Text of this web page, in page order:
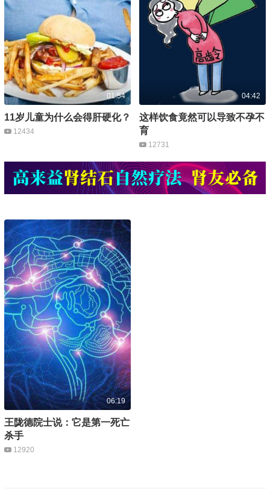
01:54
11岁儿童为什么会得肝硬化？
12434
04:42
这样饮食竟然可以导致不孕不
育
12731
06:19
王陇德院士说：它是第一死亡
杀手
12920